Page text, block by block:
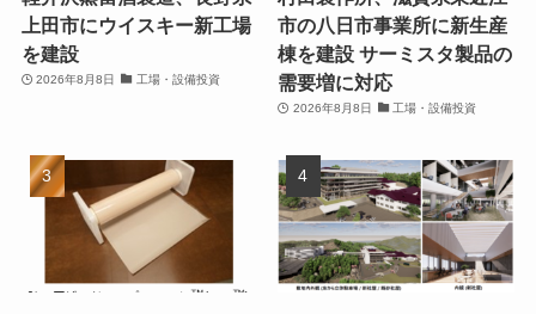
上田市にウイスキー新工場
を建設
2026年8月8日 工場・設備投資
市の八日市事業所に新生産
棟を建設 サーミスタ製品の
需要増に対応
2026年8月8日 工場・設備投資